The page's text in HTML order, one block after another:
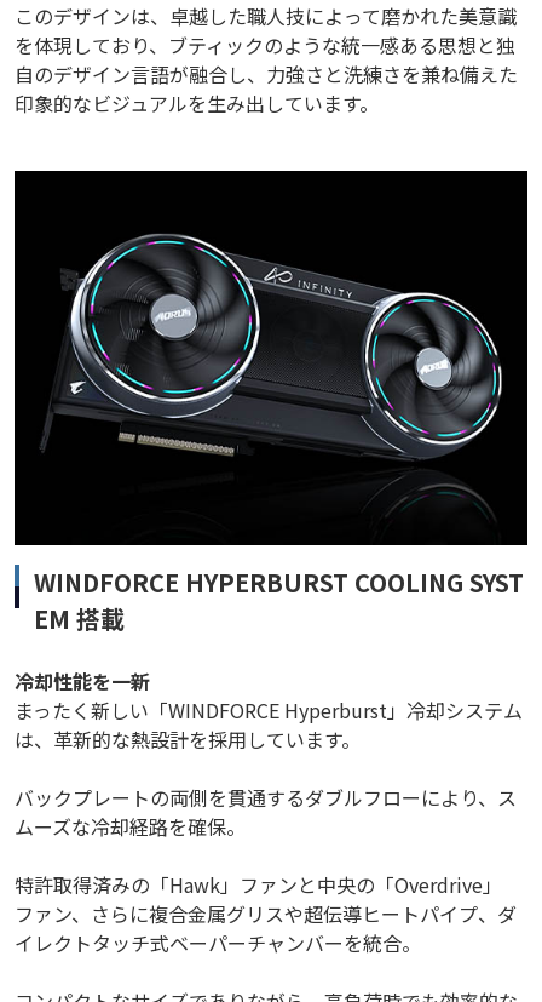
このデザインは、卓越した職人技によって磨かれた美意識
を体現しており、ブティックのような統一感ある思想と独
自のデザイン言語が融合し、力強さと洗練さを兼ね備えた
印象的なビジュアルを生み出しています。
WINDFORCE HYPERBURST COOLING SYST
EM 搭載
冷却性能を一新
まったく新しい「WINDFORCE Hyperburst」冷却システム
は、革新的な熱設計を採用しています。
バックプレートの両側を貫通するダブルフローにより、ス
ムーズな冷却経路を確保。
特許取得済みの「Hawk」ファンと中央の「Overdrive」
ファン、さらに複合金属グリスや超伝導ヒートパイプ、ダ
イレクトタッチ式ベーパーチャンバーを統合。